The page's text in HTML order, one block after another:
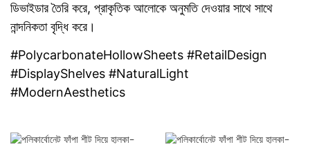
ডিভাইডার তৈরি করে, প্রাকৃতিক আলোকে অনুমতি দেওয়ার সাথে সাথে
নান্দনিকতা বৃদ্ধি করে।
#PolycarbonateHollowSheets #RetailDesign
#DisplayShelves #NaturalLight
#ModernAesthetics